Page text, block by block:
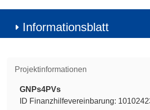
Informationsblatt
Projektinformationen
GNPs4PVs
ID Finanzhilfevereinbarung: